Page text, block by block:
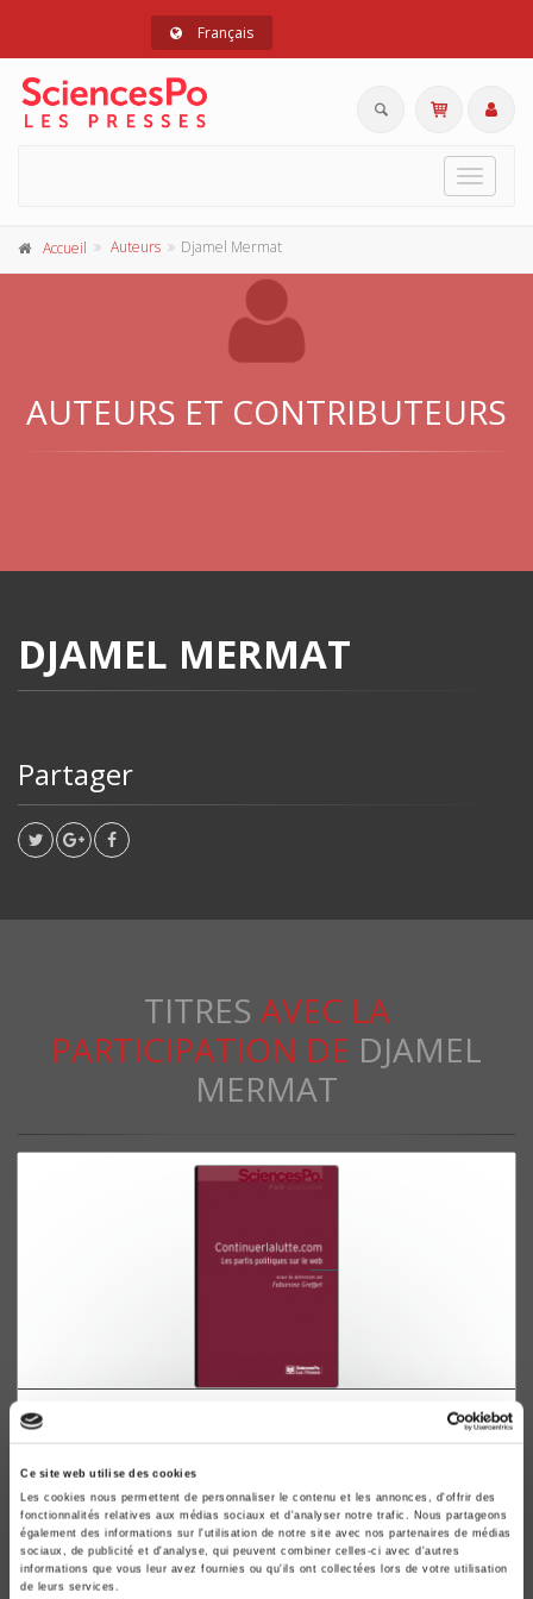
Ce site web utilise des cookies
Les cookies nous permettent de personnaliser le contenu et les annonces, d'offrir des
fonctionnalités relatives aux médias sociaux et d'analyser notre trafic. Nous partageons
également des informations sur l'utilisation de notre site avec nos partenaires de médias
sociaux, de publicité et d'analyse, qui peuvent combiner celles-ci avec d'autres
informations que vous leur avez fournies ou qu'ils ont collectées lors de votre utilisation
de leurs services.
Français
Toggle
Accueil Auteurs Djamel Mermat
AUTEURS ET CONTRIBUTEURS
DJAMEL MERMAT
Partager
TITRES AVEC LA
PARTICIPATION DE DJAMEL
MERMAT
Continuerlalutte.com
Fabienne Greffet